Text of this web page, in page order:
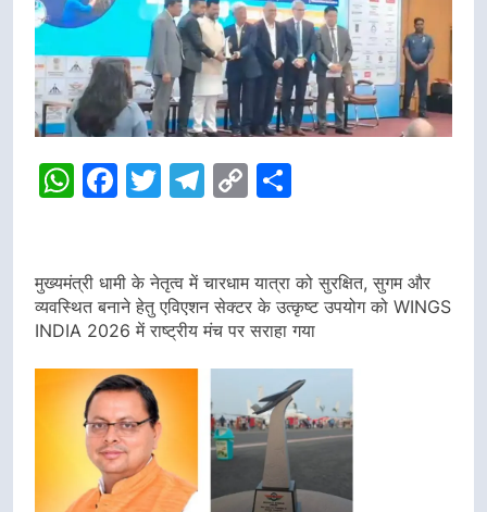
WhatsApp
Facebook
Twitter
Telegram
Copy
मुख्यमंत्री धामी के नेतृत्व में चारधाम यात्रा को सुरक्षित, सुगम और
व्यवस्थित बनाने हेतु एविएशन सेक्टर के उत्कृष्ट उपयोग को WINGS
INDIA 2026 में राष्ट्रीय मंच पर सराहा गया